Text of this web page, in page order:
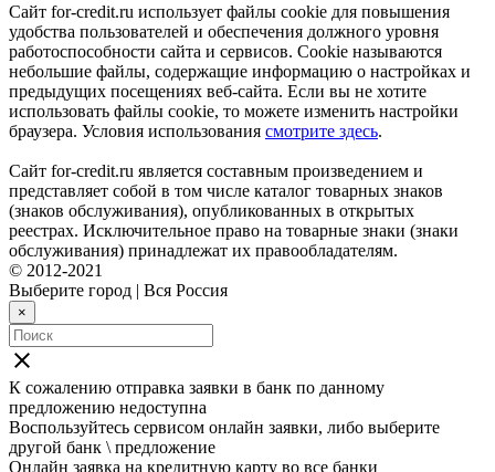
Сайт for-credit.ru использует файлы cookie для повышения
удобства пользователей и обеспечения должного уровня
работоспособности сайта и сервисов. Cookie называются
небольшие файлы, содержащие информацию о настройках и
предыдущих посещениях веб-сайта. Если вы не хотите
использовать файлы cookie, то можете изменить настройки
браузера. Условия использования смотрите здесь.
Сайт for-credit.ru является составным произведением и
представляет собой в том числе каталог товарных знаков
(знаков обслуживания), опубликованных в открытых
реестрах. Исключительное право на товарные знаки (знаки
обслуживания) принадлежат их правообладателям.
© 2012-2021
Выберите город | Вся Россия
×
close
К сожалению отправка заявки в банк по данному
предложению недоступна
Воспользуйтесь сервисом онлайн заявки, либо выберите
другой банк \ предложение
Онлайн заявка на кредитную карту во все банки